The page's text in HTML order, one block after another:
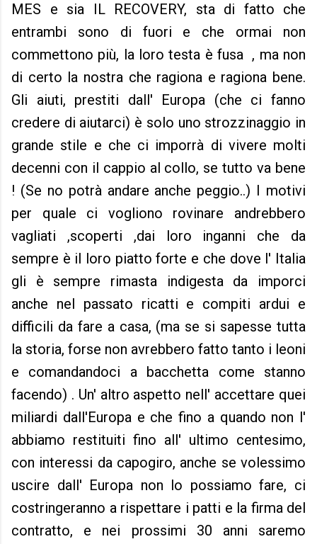
MES e sia IL RECOVERY, sta di fatto che
entrambi sono di fuori e che ormai non
commettono più, la loro testa è fusa , ma non
di certo la nostra che ragiona e ragiona bene.
Gli aiuti, prestiti dall' Europa (che ci fanno
credere di aiutarci) è solo uno strozzinaggio in
grande stile e che ci imporrà di vivere molti
decenni con il cappio al collo, se tutto va bene
! (Se no potrà andare anche peggio..) I motivi
per quale ci vogliono rovinare andrebbero
vagliati ,scoperti ,dai loro inganni che da
sempre è il loro piatto forte e che dove l' Italia
gli è sempre rimasta indigesta da imporci
anche nel passato ricatti e compiti ardui e
difficili da fare a casa, (ma se si sapesse tutta
la storia, forse non avrebbero fatto tanto i leoni
e comandandoci a bacchetta come stanno
facendo) . Un' altro aspetto nell' accettare quei
miliardi dall'Europa e che fino a quando non l'
abbiamo restituiti fino all' ultimo centesimo,
con interessi da capogiro, anche se volessimo
uscire dall' Europa non lo possiamo fare, ci
costringeranno a rispettare i patti e la firma del
contratto, e nei prossimi 30 anni saremo